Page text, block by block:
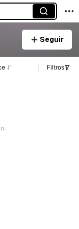
Seguir
Filtros